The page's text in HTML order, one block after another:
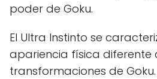
poder de Goku.
El Ultra Instinto se
apariencia física diferente
transformaciones de